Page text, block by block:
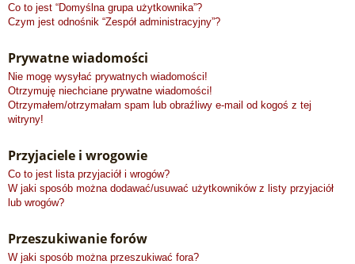
Co to jest “Domyślna grupa użytkownika”?
Czym jest odnośnik “Zespół administracyjny”?
Prywatne wiadomości
Nie mogę wysyłać prywatnych wiadomości!
Otrzymuję niechciane prywatne wiadomości!
Otrzymałem/otrzymałam spam lub obraźliwy e-mail od kogoś z tej
witryny!
Przyjaciele i wrogowie
Co to jest lista przyjaciół i wrogów?
W jaki sposób można dodawać/usuwać użytkowników z listy przyjaciół
lub wrogów?
Przeszukiwanie forów
W jaki sposób można przeszukiwać fora?